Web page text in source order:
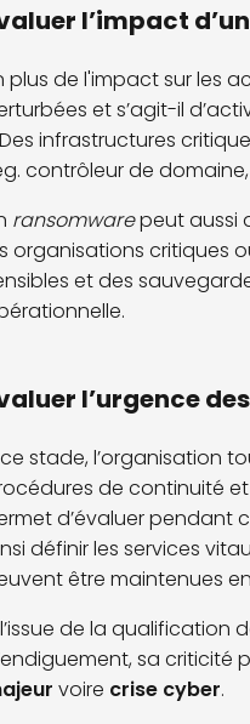
l’impact
plus de l'impact sur les
et s’agit-il
infrastructures
contrôleur de domaine,
ransomwarepeut aussi
organisations critiques
et des
l’urgence
stade, l’organisation
de continuité
d’évaluer pendant
définir les services
être maintenues
de la qualification
sa criticité
voire crise cyber.